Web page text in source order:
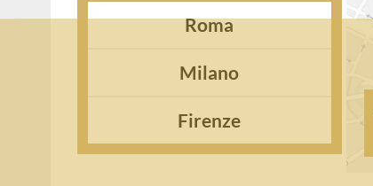
Roma
Milano
Firenze